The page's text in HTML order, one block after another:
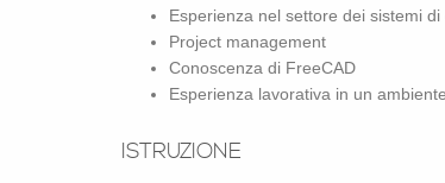
Espe­rien­za nel set­to­re dei si­ste­mi
Pro­ject ma­na­ge­ment
Co­no­scen­za di Free­CAD
Espe­rien­za la­vo­ra­ti­va in un
ISTRU­ZIO­NE